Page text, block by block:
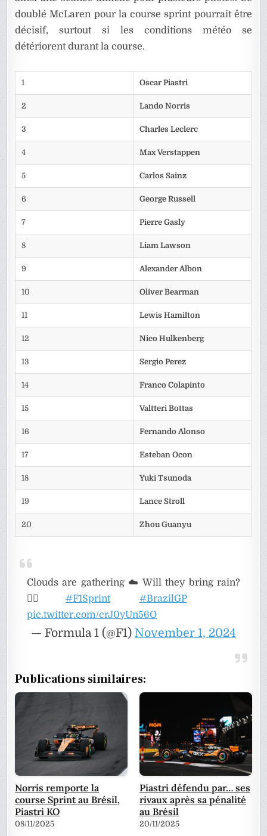
doublé McLaren pour la course sprint pourrait être
décisif, surtout si les conditions météo se
détériorent durant la course.
1 Oscar Piastri
2 Lando Norris
3 Charles Leclerc
4 Max Verstappen
5 Carlos Sainz
6 George Russell
7 Pierre Gasly
8 Liam Lawson
9 Alexander Albon
10 Oliver Bearman
11 Lewis Hamilton
12 Nico Hulkenberg
13 Sergio Perez
14 Franco Colapinto
15 Valtteri Bottas
16 Fernando Alonso
17 Esteban Ocon
18 Yuki Tsunoda
19 Lance Stroll
20 Zhou Guanyu
Clouds are gathering ☁️ Will they bring rain?
🤷‍♂️ #F1Sprint
#BrazilGP
pic.twitter.com/crJ0yUn56O
— Formula 1 (@F1) November 1, 2024
Publications similaires:
Norris remporte la
course Sprint au Brésil,
Piastri KO
08/11/2025
Piastri défendu par… ses
rivaux après sa pénalité
au Brésil
20/11/2025